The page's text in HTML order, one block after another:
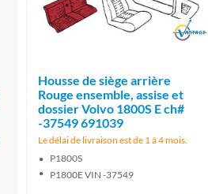
Brand
Housse de siège arrière
Rouge ensemble, assise et
dossier Volvo 1800S E ch#
-37549 691039
Le délai de livraison est de 1 à 4 mois.
P1800S
P1800E VIN -37549